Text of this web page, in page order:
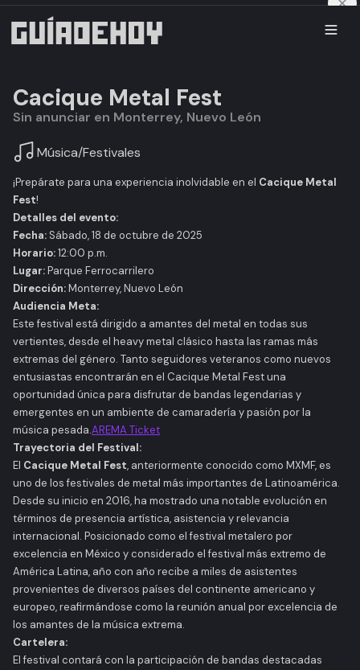
Cacique Metal Fest
Sin anunciar en Monterrey, Nuevo León
Música/Festivales
​¡Prepárate para una experiencia inolvidable en el Cacique Metal
Fest!​
Detalles del evento:
Fecha: Sábado, 18 de octubre de 2025​
Horario:12:00 p.m.​
Lugar:Parque Ferrocarrilero
Dirección:Monterrey, Nuevo León
Audiencia Meta:
Este festival está dirigido a amantes del metal en todas sus
vertientes, desde el heavy metal clásico hasta las ramas más
extremas del género. Tanto seguidores veteranos como nuevos
entusiastas encontrarán en el Cacique Metal Fest una
oportunidad única para disfrutar de bandas legendarias y
emergentes en un ambiente de camaradería y pasión por la
música pesada.​AREMA Ticket
Trayectoria del Festival:
El Cacique Metal Fest, anteriormente conocido como MXMF, es
uno de los festivales de metal más importantes de Latinoamérica.
Desde su inicio en 2016, ha mostrado una notable evolución en
términos de presencia artística, asistencia y relevancia
internacional. Posicionado como el festival metalero por
excelencia en México y considerado el festival más extremo de
América Latina, año con año recibe a miles de asistentes
provenientes de diversos países del continente americano y
europeo, reafirmándose como la reunión anual por excelencia de
los amantes de la música extrema.​
Cartelera:
El festival contará con la participación de bandas destacadas